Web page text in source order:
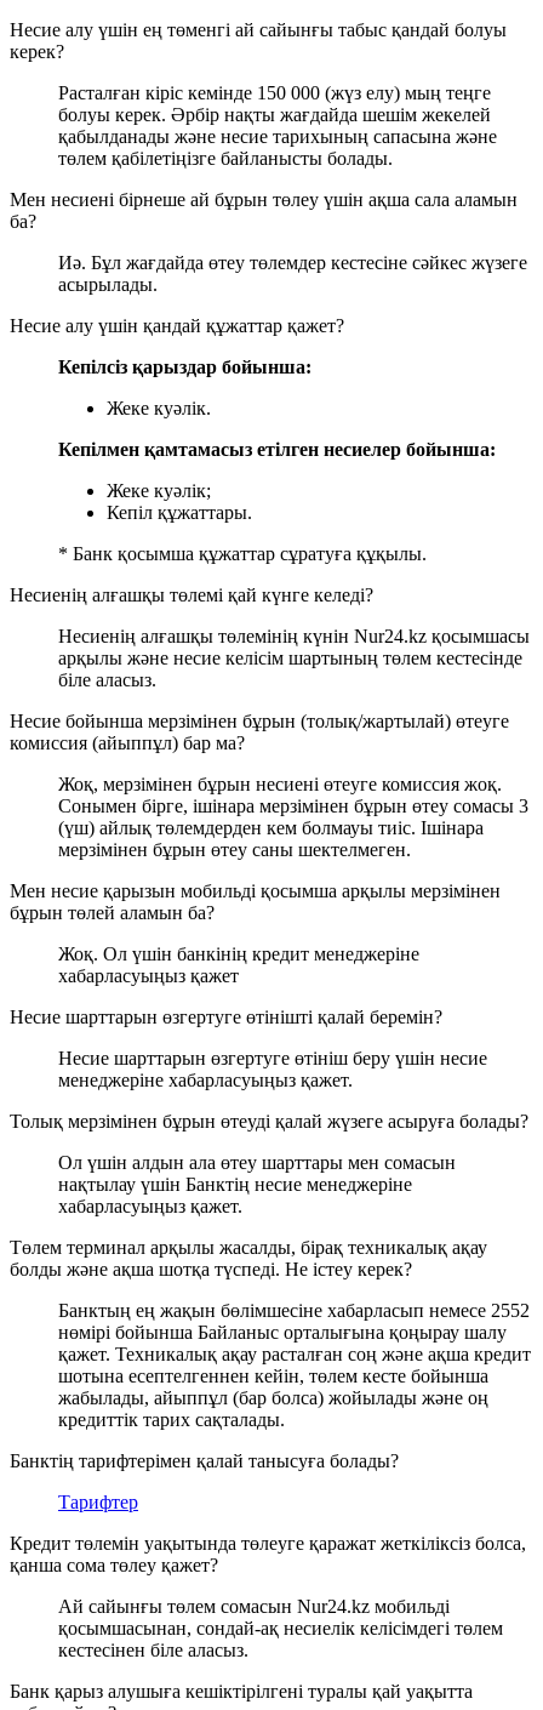
Несие алу үшін ең төменгі ай сайынғы табыс қандай болуы
керек?
Расталған кіріс кемінде 150 000 (жүз елу) мың теңге
болуы керек. Әрбір нақты жағдайда шешім жекелей
қабылданады және несие тарихының сапасына және
төлем қабілетіңізге байланысты болады.
Мен несиені бірнеше ай бұрын төлеу үшін ақша сала аламын
ба?
Иә. Бұл жағдайда өтеу төлемдер кестесіне сәйкес жүзеге
асырылады.
Несие алу үшін қандай құжаттар қажет?
Кепілсіз қарыздар бойынша:
Жеке куәлік.
Кепілмен қамтамасыз етілген несиелер бойынша:
Жеке куәлік;
Кепіл құжаттары.
* Банк қосымша құжаттар сұратуға құқылы.
Несиенің алғашқы төлемі қай күнге келеді?
Несиенің алғашқы төлемінің күнін Nur24.kz қосымшасы
арқылы және несие келісім шартының төлем кестесінде
біле аласыз.
Несие бойынша мерзімінен бұрын (толық/жартылай) өтеуге
комиссия (айыппұл) бар ма?
Жоқ, мерзімінен бұрын несиені өтеуге комиссия жоқ.
Сонымен бірге, ішінара мерзімінен бұрын өтеу сомасы 3
(үш) айлық төлемдерден кем болмауы тиіс. Ішінара
мерзімінен бұрын өтеу саны шектелмеген.
Мен несие қарызын мобильді қосымша арқылы мерзімінен
бұрын төлей аламын ба?
Жоқ. Ол үшін банкінің кредит менеджеріне
хабарласуыңыз қажет
Несие шарттарын өзгертуге өтінішті қалай беремін?
Несие шарттарын өзгертуге өтініш беру үшін несие
менеджеріне хабарласуыңыз қажет.
Толық мерзімінен бұрын өтеуді қалай жүзеге асыруға болады?
Ол үшін алдын ала өтеу шарттары мен сомасын
нақтылау үшін Банктің несие менеджеріне
хабарласуыңыз қажет.
Төлем терминал арқылы жасалды, бірақ техникалық ақау
болды және ақша шотқа түспеді. Не істеу керек?
Банктың ең жақын бөлімшесіне хабарласып немесе 2552
нөмірі бойынша Байланыс орталығына қоңырау шалу
қажет. Техникалық ақау расталған соң және ақша кредит
шотына есептелгеннен кейін, төлем кесте бойынша
жабылады, айыппұл (бар болса) жойылады және оң
кредиттік тарих сақталады.
Банктің тарифтерімен қалай танысуға болады?
Тарифтер
Кредит төлемін уақытында төлеуге қаражат жеткіліксіз болса,
қанша сома төлеу қажет?
Ай сайынғы төлем сомасын Nur24.kz мобильді
қосымшасынан, сондай-ақ несиелік келісімдегі төлем
кестесінен біле аласыз.
Банк қарыз алушыға кешіктірілгені туралы қай уақытта